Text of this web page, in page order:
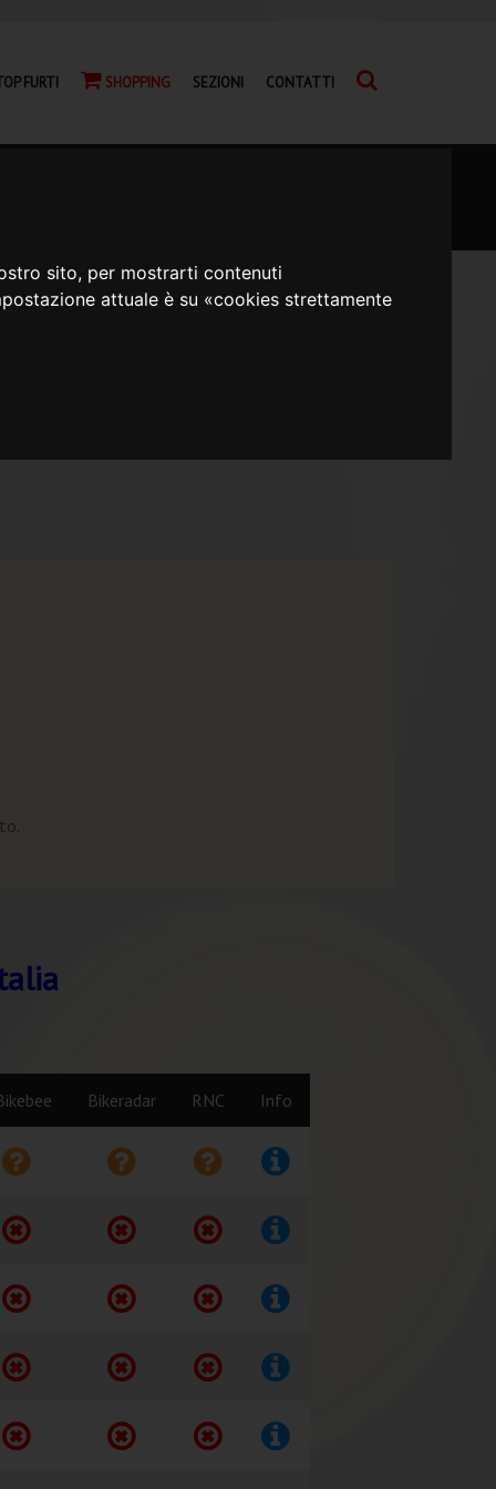
sito, per mostrarti contenuti
attuale è su «cookies strettamente
FURTI SHOPPING SEZIONI CONTATTI
Bikeradar RNC Info